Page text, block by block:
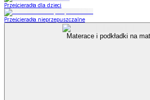
Prześcieradła dla dzieci
Prześcieradła nieprzepuszczalne
Materace i podkładki na